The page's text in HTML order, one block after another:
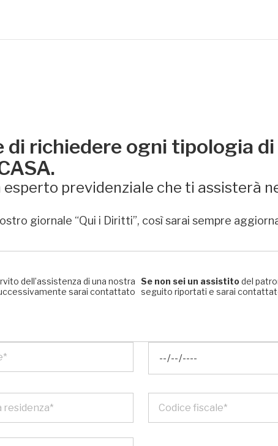
richiedere ogni tipologia di
previdenziale che ti assisterà
giornale “Qui i Diritti”, così sarai sempre
dell’assistenza di una nostra
sarai contattato
Se non sei un assistitodel
seguito riportati e sarai